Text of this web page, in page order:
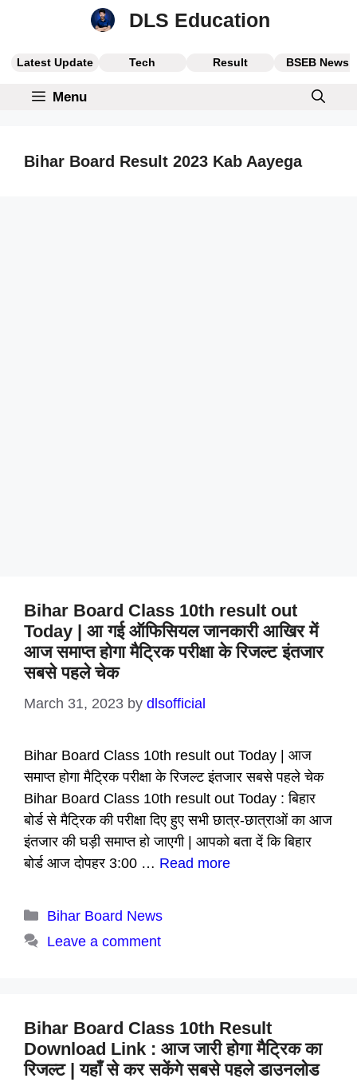
DLS Education
Latest Update Tech Result BSEB News
Menu
Bihar Board Result 2023 Kab Aayega
Bihar Board Class 10th result out
Today | आ गई ऑफिसियल जानकारी आखिर में
आज समाप्त होगा मैट्रिक परीक्षा के रिजल्ट इंतजार
सबसे पहले चेक
March 31, 2023 by dlsofficial
Bihar Board Class 10th result out Today | आज
समाप्त होगा मैट्रिक परीक्षा के रिजल्ट इंतजार सबसे पहले चेक
Bihar Board Class 10th result out Today : बिहार
बोर्ड से मैट्रिक की परीक्षा दिए हुए सभी छात्र-छात्राओं का आज
इंतजार की घड़ी समाप्त हो जाएगी | आपको बता दें कि बिहार
बोर्ड आज दोपहर 3:00 … Read more
Categories
Bihar Board News
Leave a comment
Bihar Board Class 10th Result
Download Link : आज जारी होगा मैट्रिक का
रिजल्ट | यहाँ से कर सकेंगे सबसे पहले डाउनलोड